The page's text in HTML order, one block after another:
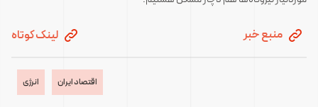
منبع خبر لینک کوتاه
اقتصاد ایران انرژی